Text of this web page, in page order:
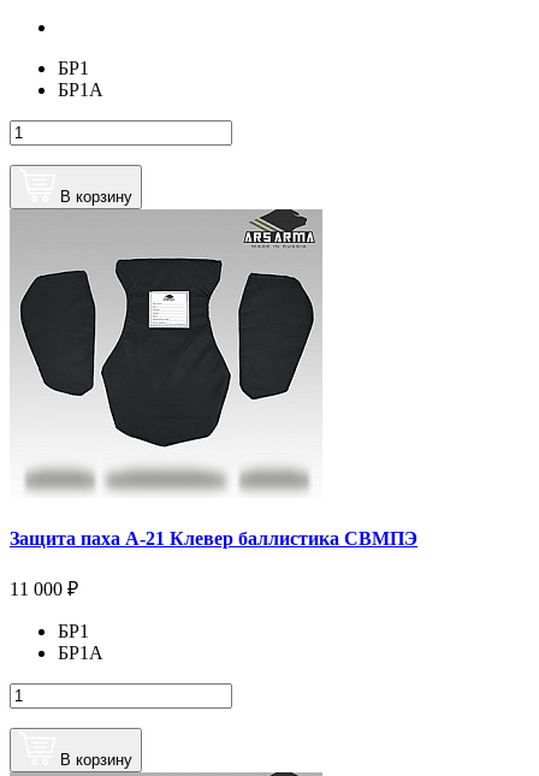
БР1
БР1А
В корзину
Защита паха А-21 Клевер баллистика СВМПЭ
11 000 ₽
БР1
БР1А
В корзину